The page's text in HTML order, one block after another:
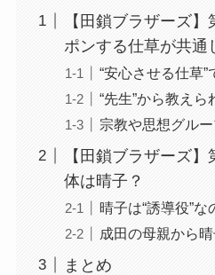
【田鎖ブラザーズ
ポンする仕草が共通
“安心させる仕草”
“先生”から教え
宗教や思想グル
【田鎖ブラザーズ
体は晴子？
晴子は“誘導役”な
成田の母親から
まとめ